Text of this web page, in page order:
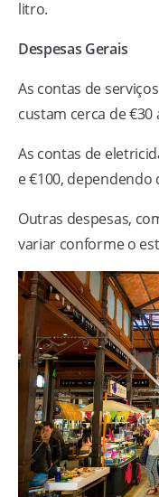
litro.
Despesas Gerais
As contas de
custam cerca de €30
As contas de
e €100, dependendo
Outras despesas,
variar conforme o